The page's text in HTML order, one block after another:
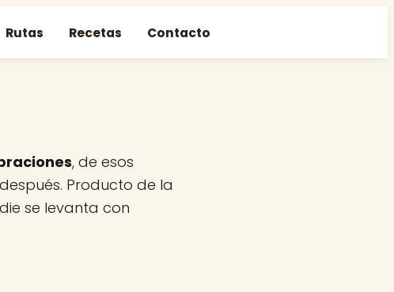
Rutas Recetas Contacto
, de esos
Producto de la
se levanta con